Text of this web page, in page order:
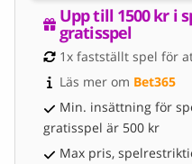
Upp till 1500 kr i
gratisspel
1x fastställt spel för
Läs mer om Bet365
Min. insättning för
gratisspel är 500 kr
Max pris,